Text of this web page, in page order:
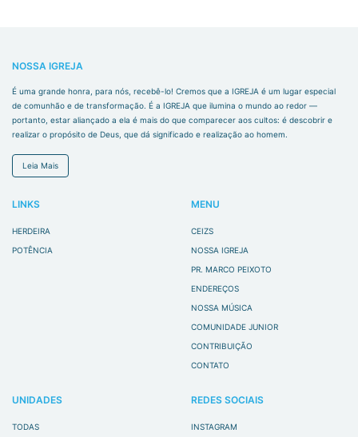
NOSSA IGREJA
É uma grande honra, para nós, recebê-lo! Cremos que a IGREJA é um lugar especial
de comunhão e de transformação. É a IGREJA que ilumina o mundo ao redor —
portanto, estar aliançado a ela é mais do que comparecer aos cultos: é descobrir e
realizar o propósito de Deus, que dá significado e realização ao homem.
Leia Mais
LINKS
HERDEIRA
POTÊNCIA
MENU
CEIZS
NOSSA IGREJA
PR. MARCO PEIXOTO
ENDEREÇOS
NOSSA MÚSICA
COMUNIDADE JUNIOR
CONTRIBUIÇÃO
CONTATO
UNIDADES
TODAS
REDES SOCIAIS
INSTAGRAM